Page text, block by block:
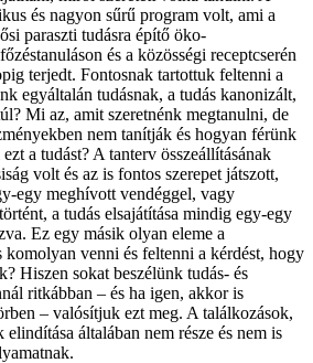
és nagyon sűrű program volt, ami a
paraszti tudásra építő öko-
és a közösségi receptcserén
terjedt. Fontosnak tartottuk feltenni a
egyáltalán tudásnak, a tudás kanonizált,
Mi az, amit szeretnénk megtanulni, de
nem tanítják és hogyan férünk
a tudást? A tanterv összeállításának
volt és az is fontos szerepet játszott,
egy meghívott vendéggel, vagy
a tudás elsajátítása mindig egy-egy
Ez egy másik olyan eleme a
komolyan venni és feltenni a kérdést, hogy
Hiszen sokat beszélünk tudás- és
ritkábban – és ha igen, akkor is
– valósítjuk ezt meg. A találkozások,
általában nem része és nem is